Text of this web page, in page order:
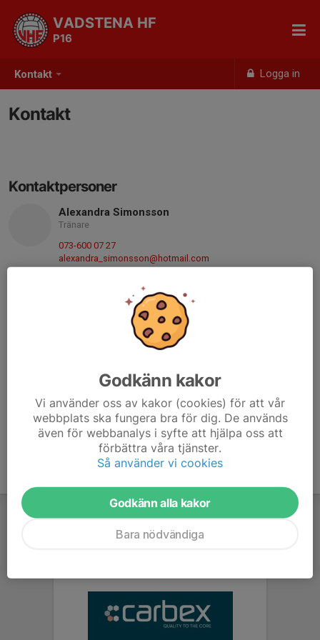
Kontakt Logga in
VADSTENA HF
P16
Kontakt
Kontaktpersoner
Alexandra Simonsson
Tränare
073-600 07 27
alexandra_simonsson@hotmail.com
emmapinna@msn.com
073-061 40 74
isakssonrickard@gmail.com
Godkänn kakor
Vi använder oss av kakor (cookies) för att vår
webbplats ska fungera bra för dig. De används
även för webbanalys i syfte att hjälpa oss att
förbättra våra tjänster.
Så använder vi cookies
Godkänn alla kakor
Bara nödvändiga